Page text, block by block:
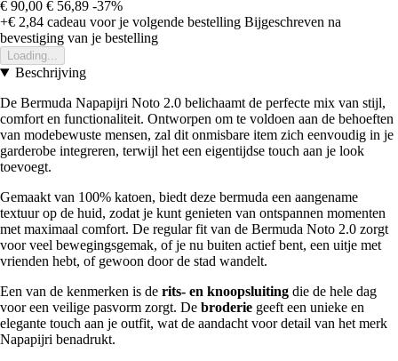
€ 90,00 € 56,89 -37%
+€ 2,84 cadeau voor je volgende bestelling Bijgeschreven na
bevestiging van je bestelling
Loading...
Beschrijving
De Bermuda Napapijri Noto 2.0 belichaamt de perfecte mix van stijl,
comfort en functionaliteit. Ontworpen om te voldoen aan de behoeften
van modebewuste mensen, zal dit onmisbare item zich eenvoudig in je
garderobe integreren, terwijl het een eigentijdse touch aan je look
toevoegt.
Gemaakt van 100% katoen, biedt deze bermuda een aangename
textuur op de huid, zodat je kunt genieten van ontspannen momenten
met maximaal comfort. De regular fit van de Bermuda Noto 2.0 zorgt
voor veel bewegingsgemak, of je nu buiten actief bent, een uitje met
vrienden hebt, of gewoon door de stad wandelt.
Een van de kenmerken is de rits- en knoopsluiting die de hele dag
voor een veilige pasvorm zorgt. De broderie geeft een unieke en
elegante touch aan je outfit, wat de aandacht voor detail van het merk
Napapijri benadrukt.